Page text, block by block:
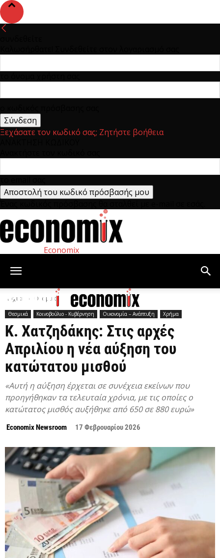
Ξεχάσατε τον κωδικό σας; Ζητήστε βοήθεια
Economix
Αρχική Θεσμικά
Θεσμικά Κοινοβούλιο - Κυβέρνηση Οικονομία – Ανάπτυξη Χρήμα
Κ. Χατζηδάκης: Στις αρχές
Απριλίου η νέα αύξηση του
κατώτατου μισθού
«Αυτή η αύξηση έρχεται σε συνέχεια εκείνων που
προηγήθηκαν τα τελευταία χρόνια, με τις οποίες ο
κατώτατος μισθός αυξήθηκε από 650 σε 880 ευρώ»
Economix Newsroom 17 Φεβρουαρίου 2026